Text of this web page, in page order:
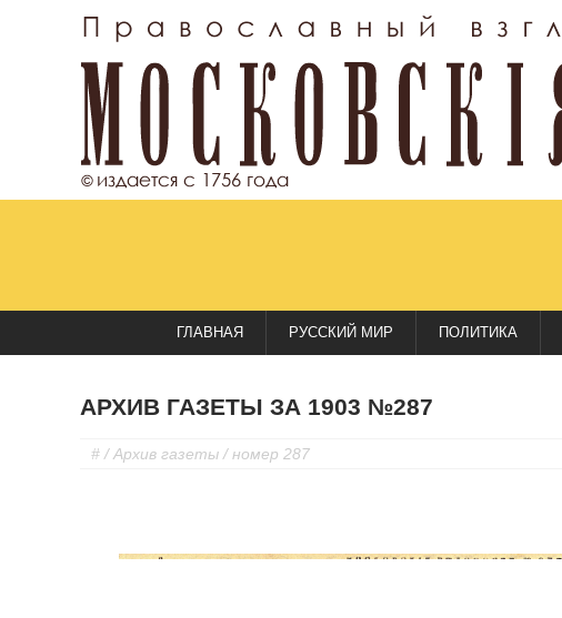
ГЛАВНАЯ РУССКИЙ МИР ПОЛИТИКА
АРХИВ ГАЗЕТЫ ЗА 1903 №287
# /Архив газеты / номер 287